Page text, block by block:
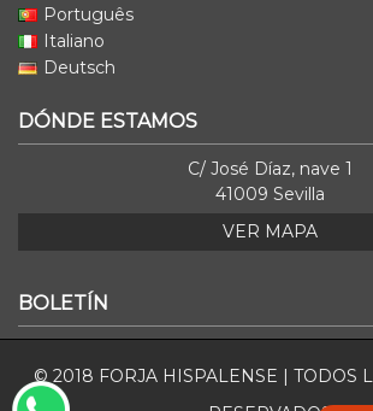
Português
Italiano
Deutsch
DÓNDE ESTAMOS
C/ José Díaz, nave 1
41009 Sevilla
VER MAPA
BOLETÍN
© 2018 FORJA HISPALENSE | TODOS